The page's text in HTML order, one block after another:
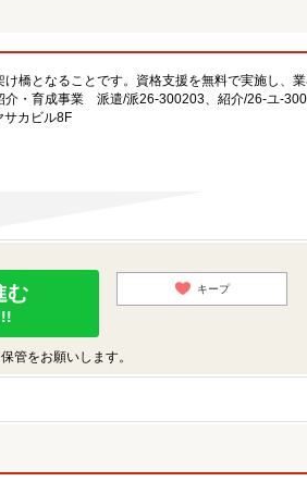
橋となることです。資格支援を無料で実施し、
介・育成事業 派遣/派26-300203、紹介/26-ユ-
サカビル8F
む キープ
管をお願いします。